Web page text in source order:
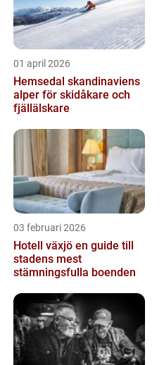
01 april 2026
Hemsedal skandinaviens
alper för skidåkare och
fjällälskare
03 februari 2026
Hotell växjö en guide till
stadens mest
stämningsfulla boenden